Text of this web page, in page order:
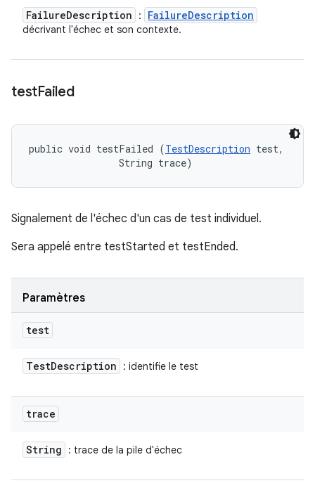
FailureDescription : FailureDescription
décrivant l'échec et son contexte.
testFailed
public void testFailed (TestDescription test,
                String trace)
Signalement de l'échec d'un cas de test individuel.
Sera appelé entre testStarted et testEnded.
Paramètres
test
TestDescription : identifie le test
trace
String : trace de la pile d'échec